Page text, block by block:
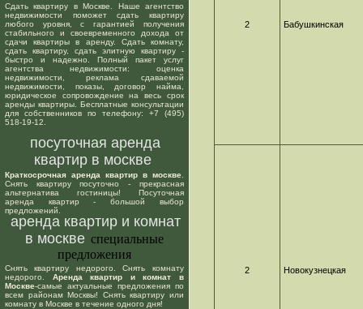
Сдать квартиру в Москве. Наше агентство
недвижимости поможет сдать квартиру
любого уровня, с гарантией получения
стабильного и своевременного дохода от
сдачи квартиры в аренду. Сдать комнату,
сдать квартиру, сдать элитную квартиру -
быстро и надежно. Полный пакет услуг
агентства недвижимости: оценка
недвижимости, реклама сдаваемой
недвижимости, показы, договор найма,
юридическое сопровождение на весь срок
аренды квартиры. Бесплатные консультации
для собственников по телефону: +7 (495)
518-19-12.
посуточная аренда
квартир в москве
Краткосрочная аренда квартир в москве
Снять квартиру посуточно - прекрасная
альтернатива гостиницы! Посуточная
аренда квартир - большой выбор
предложений.
аренда квартир и комнат
в москве специальные
предложения
Снять квартиру недорого. Снять комнату
недорого. Аренда квартир и комнат в
Москве-самые актуальные предложения по
всем районам Москвы! Снять квартиру или
комнату в Москве в течение одного дня!
2 Бабушкинская
2 Новокузнецкая